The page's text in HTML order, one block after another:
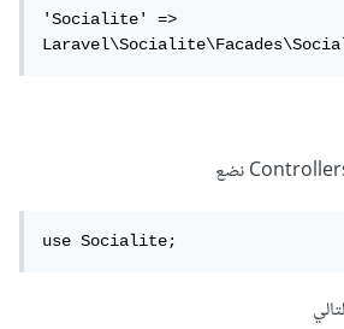
'Socialite' =>
use Socialite;